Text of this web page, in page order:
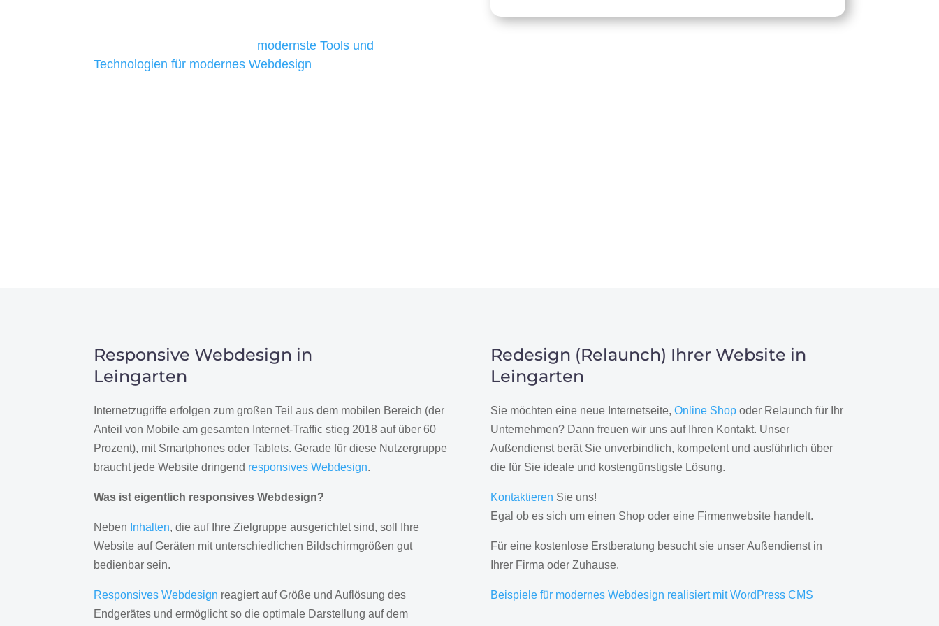
modernste Tools und
Technologien für modernes Webdesign
Responsive Webdesign in
Leingarten
Internetzugriffe erfolgen zum großen Teil aus dem mobilen Bereich (der
Anteil von Mobile am gesamten Internet-Traffic stieg 2018 auf über 60
Prozent), mit Smartphones oder Tablets. Gerade für diese Nutzergruppe
braucht jede Website dringend responsives Webdesign.
Was ist eigentlich responsives Webdesign?
Neben Inhalten, die auf Ihre Zielgruppe ausgerichtet sind, soll Ihre
Website auf Geräten mit unterschiedlichen Bildschirmgrößen gut
bedienbar sein.
Responsives Webdesign reagiert auf Größe und Auflösung des
Endgerätes und ermöglicht so die optimale Darstellung auf dem
Redesign (Relaunch) Ihrer Website in
Leingarten
Sie möchten eine neue Internetseite, Online Shopoder Relaunch für Ihr
Unternehmen? Dann freuen wir uns auf Ihren Kontakt. Unser
Außendienst berät Sie unverbindlich, kompetent und ausführlich über
die für Sie ideale und kostengünstigste Lösung.
Kontaktieren Sie uns!
Egal ob es sich um einen Shop oder eine Firmenwebsite handelt.
Für eine kostenlose Erstberatung besucht sie unser Außendienst in
Ihrer Firma oder Zuhause.
Beispiele für modernes Webdesign realisiert mit WordPress CMS